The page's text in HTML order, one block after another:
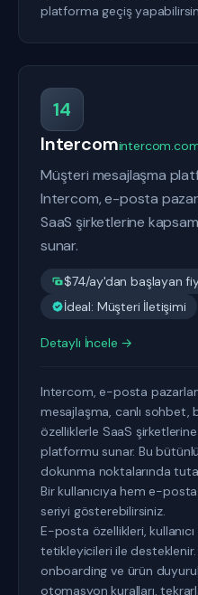
platforma geçiş
14
Intercom
Müşteri mesajlaşma
Intercom, e-posta
SaaS şirketlerine
sunar.
$74/ay'dan başlayan
İdeal: Müşteri İletişimi
Detaylı İncele →
Intercom, e-posta
mesajlaşma, canlı sohbet,
özelliklerle SaaS
platformu sunar. Bu
dokunma noktalarında
Bir kullanıcıya hem e-
seriyi gösterebilirsiniz.
E-posta özellikleri,
tetikleyicileri ile desteklenir.
onboarding ve ürün
otomasyon kuralları,